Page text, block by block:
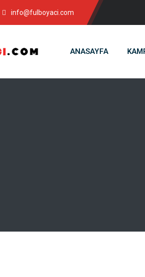
info@fulboyaci.com
ANASAYFA